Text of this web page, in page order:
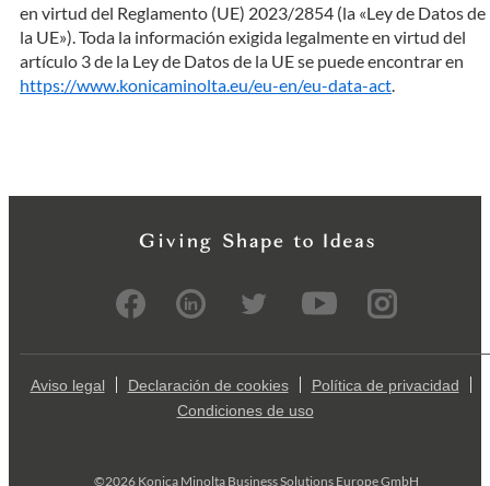
en virtud del Reglamento (UE) 2023/2854 (la «Ley de Datos de
la UE»). Toda la información exigida legalmente en virtud del
artículo 3 de la Ley de Datos de la UE se puede encontrar en
https://www.konicaminolta.eu/eu-en/eu-data-act.
Aviso legal Declaración de cookies
Política de privacidad
Condiciones de uso
©2026 Konica Minolta Business Solutions Europe GmbH